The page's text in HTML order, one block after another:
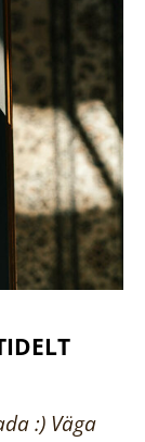
:) Väga